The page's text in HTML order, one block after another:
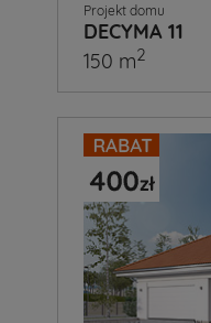
Projekt domu
DECYMA 11
150 m2